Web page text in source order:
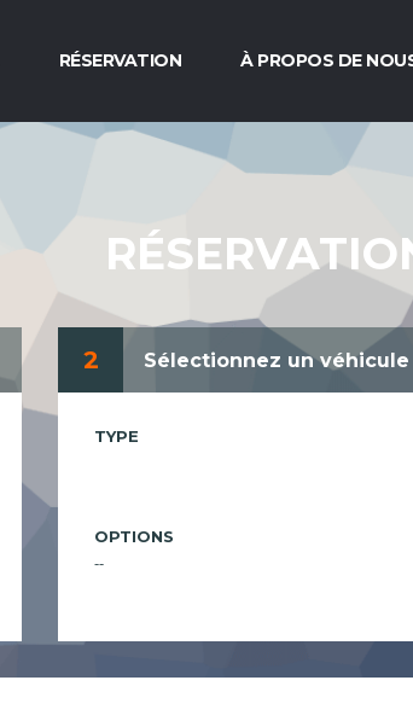
RÉSERVATION À PROPOS DE
2 Sélectionnez un véhicule
TYPE
OPTIONS
--